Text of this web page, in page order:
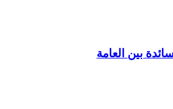
بين العامة